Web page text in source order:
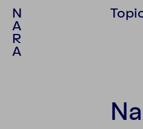
N
A
R
A